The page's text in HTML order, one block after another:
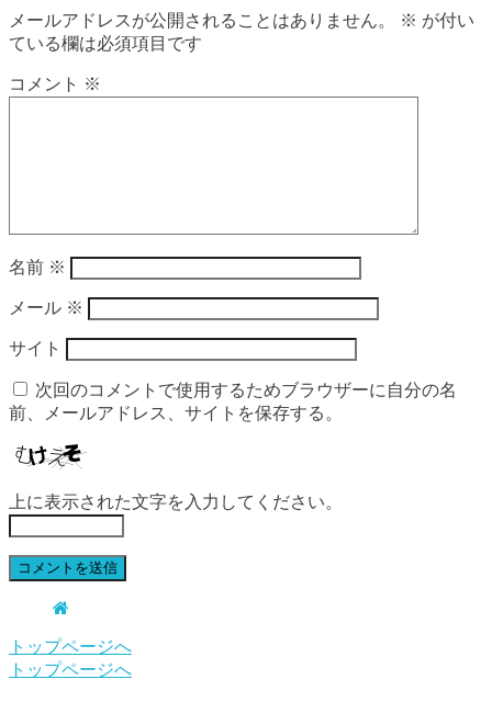
メールアドレスが公開されることはありません。 ※ が付い
ている欄は必須項目です
コメント ※
名前 ※
メール ※
サイト
次回のコメントで使用するためブラウザーに自分の名
前、メールアドレス、サイトを保存する。
上に表示された文字を入力してください。
トップページへ
トップページへ